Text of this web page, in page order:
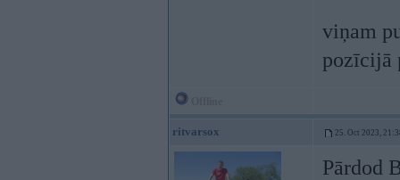
viņam
pozīcijā
ritvarsox 25. Oct 2023,
Pārdod